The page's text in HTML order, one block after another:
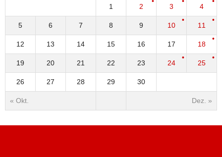
« Okt. Dez. »
1 2 3 4
5 6 7 8 9 10 11
12 13 14 15 16 17 18
19 20 21 22 23 24 25
26 27 28 29 30